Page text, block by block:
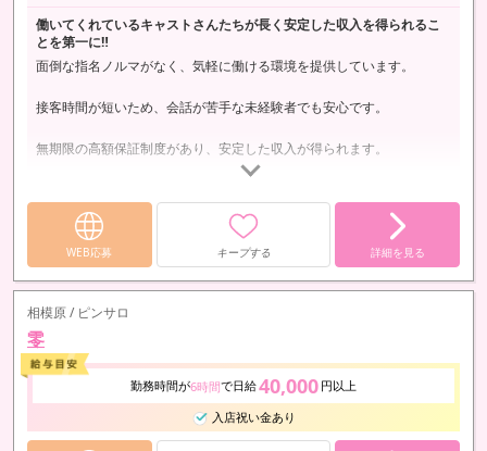
働いてくれているキャストさんたちが長く安定した収入を得られるこ
とを第一に‼
面倒な指名ノルマがなく、気軽に働ける環境を提供しています。
接客時間が短いため、会話が苦手な未経験者でも安心です。
無期限の高額保証制度があり、安定した収入が得られます。
容姿や見た目よりも、あなたの性格を重視して採用致します。
当店では、特に30代から50代以上の女性を歓迎しています。
また、OLさんやフリーター、主婦の方も大歓迎で…
WEB応募 キープする 詳細を見る
相模原 / ピンサロ
零
勤務時間が6時間で日給40,000 円以上
入店祝い金あり